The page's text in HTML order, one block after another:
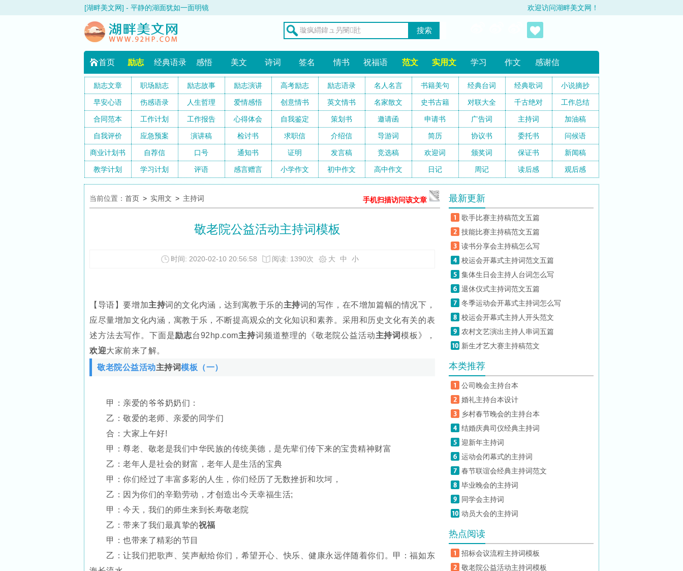
[湖畔美文网] - 平静的湖面犹如一面明镜 欢迎访问湖畔美文网！
搜索
首页 励志 经典语录 感悟 美文 诗词 签名 情书 祝福语 范文 实用文 学习 作文 感谢信
励志文章 职场励志 励志故事 励志演讲 高考励志 励志语录 名人名言 书籍美句 经典台词 经典歌词 小说摘抄
早安心语 伤感语录 人生哲理 爱情感悟 创意情书 英文情书 名家散文 史书古籍 对联大全 千古绝对 工作总结
合同范本 工作计划 工作报告 心得体会 自我鉴定 策划书 邀请函 申请书 广告词 主持词 加油稿
自我评价 应急预案 演讲稿 检讨书 求职信 介绍信 导游词 简历 协议书 委托书 问候语
商业计划书 自荐信 口号 通知书 证明 发言稿 竞选稿 欢迎词 颁奖词 保证书 新闻稿
教学计划 学习计划 评语 感言赠言 小学作文 初中作文 高中作文 日记 周记 读后感 观后感
当前位置： 首页 > 实用文 > 主持词 手机扫描访问该文章
敬老院公益活动主持词模板
时间: 2020-02-10 20:56:58 阅读: 1390次 大 中 小
【导语】要增加主持词的文化内涵，达到寓教于乐的主持词的写作，在不增加篇幅的情况下，
应尽量增加文化内涵，寓教于乐，不断提高观众的文化知识和素养。采用和历史文化有关的表
述方法去写作。下面是励志台92hp.com主持词频道整理的《敬老院公益活动主持词模板》，
欢迎大家前来了解。
敬老院公益活动主持词模板（一）
甲：亲爱的爷爷奶奶们：
乙：敬爱的老师、亲爱的同学们
合：大家上午好!
甲：尊老、敬老是我们中华民族的传统美德，是先辈们传下来的宝贵精神财富
乙：老年人是社会的财富，老年人是生活的宝典
甲：你们经过了丰富多彩的人生，你们经历了无数挫折和坎坷，
乙：因为你们的辛勤劳动，才创造出今天幸福生活;
甲：今天，我们的师生来到长寿敬老院
乙：带来了我们最真挚的祝福
甲：也带来了精彩的节目
乙：让我们把歌声、笑声献给你们，希望开心、快乐、健康永远伴随着你们。甲：福如东
最新更新
歌手比赛主持稿范文五篇
技能比赛主持稿范文五篇
读书分享会主持稿怎么写
校运会开幕式主持词范文五篇
集体生日会主持人台词怎么写
退休仪式主持词范文五篇
冬季运动会开幕式主持词怎么写
校运会开幕式主持人开头范文
农村文艺演出主持人串词五篇
新生才艺大赛主持稿范文
本类推荐
公司晚会主持台本
婚礼主持台本设计
乡村春节晚会的主持台本
结婚庆典司仪经典主持词
迎新年主持词
运动会闭幕式的主持词
春节联谊会经典主持词范文
毕业晚会的主持词
同学会主持词
动员大会的主持词
热点阅读
招标会议流程主持词模板
敬老院公益活动主持词模板